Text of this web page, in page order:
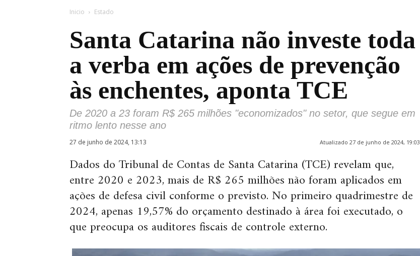
Inicio Estado
Santa Catarina não investe toda
a verba em ações de prevenção
às enchentes, aponta TCE
De 2020 a 23 foram R$ 265 milhões "economizados" no setor, que segue em
ritmo lento nesse ano
27 de junho de 2024, 13:13 Atualizado 27 de junho de 2024, 19:03
Dados do Tribunal de Contas de Santa Catarina (TCE) revelam que,
entre 2020 e 2023, mais de R$ 265 milhões não foram aplicados em
ações de defesa civil conforme o previsto. No primeiro quadrimestre de
2024, apenas 19,57% do orçamento destinado à área foi executado, o
que preocupa os auditores fiscais de controle externo.